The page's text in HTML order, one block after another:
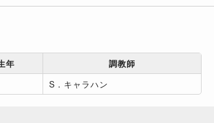
年
調教師
S．キャラハン